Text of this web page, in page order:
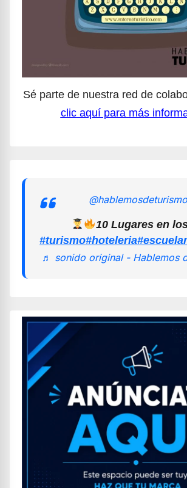
Sé parte de nuestra red de
clic aquí para más
10 Lugares en
#turismo#hoteleria
♬ sonido original - Hablemos